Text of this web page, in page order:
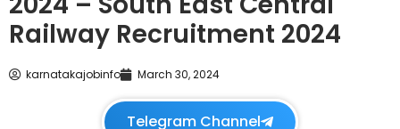
Railway Recruitment 2024
karnatakajobinfo March 30, 2024
Telegram Channel